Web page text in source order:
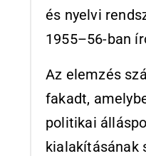
és nyelvi
1955–56-ban
Az elemzés
fakadt,
politikai
kialakításának